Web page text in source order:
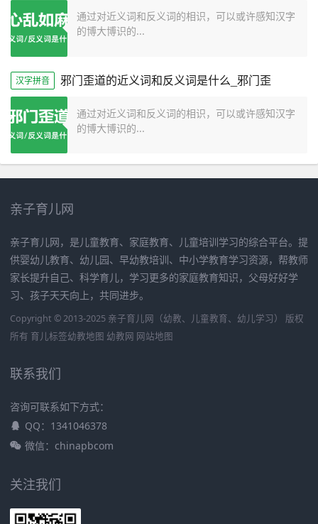
通过对近义词和反义词的相识，可以或许感知汉字
的博大博识的...
汉字拼音 邪门歪道的近义词和反义词是什么_邪门歪
通过对近义词和反义词的相识，可以或许感知汉字
的博大博识的...
亲子育儿网
亲子育儿网，是儿童教育、家庭教育、儿童培训学习的综合平台。提
供婴幼儿教育、幼儿园、早幼教培训、中小学教育学习资源，帮教师
家长提升自己、科学育儿，学习更多的家庭教育知识，父母好好学
习、孩子天天向上，共同进步。
Copyright © 2013-2025 亲子育儿网（幼教、儿童教育、幼儿学习） 版权
所有 育儿标签幼教地图 幼教网 网站地图
联系我们
咨询可联系如下方式：
QQ：1341046378
微信：chinapbcom
关注我们